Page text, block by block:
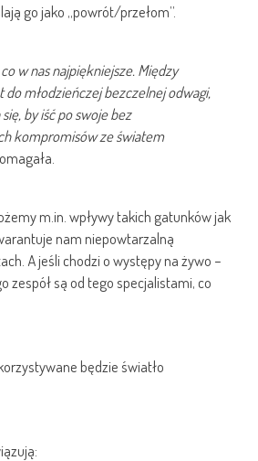
go jako „powrót/przełom”.
w nas najpiękniejsze. Między
młodzieńczej bezczelnej odwagi,
by iść po swoje bez
kompromisów ze światem
m.in. wpływy takich gatunków jak
nam niepowtarzalną
A jeśli chodzi o występy na żywo –
zespół są od tego specjalistami, co
będzie światło